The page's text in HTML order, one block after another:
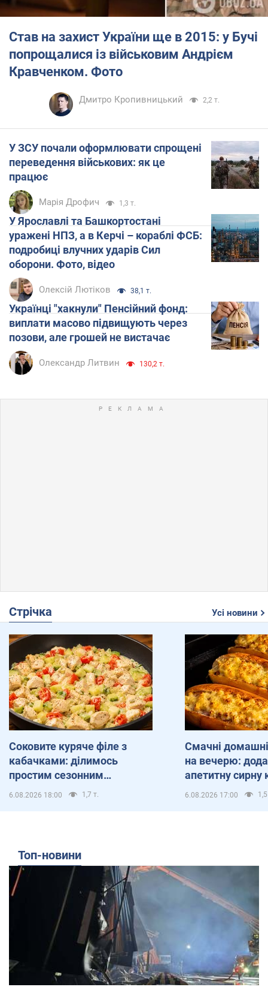
У серпні трьох знаків зодіаку очікують
17:39
Відпустка Лесі Нікітюк у Карпатах обернулася
скандалом: чому ведучу несправедливо
Одяг після прання пахнутиме цитрусами: як
зробити так без жодної хімії
названо цифру
17:05
Став на захист України ще в 2015: у Бучі
попрощалися із військовим Андрієм
Кравченком. Фото
Дмитро Кропивницький 2,2 т.
У ЗСУ почали оформлювати спрощені
переведення військових: як це
працює
Марія Дрофич 1,3 т.
У Ярославлі та Башкортостані
уражені НПЗ, а в Керчі – кораблі ФСБ:
подробиці влучних ударів Сил
оборони. Фото, відео
Олексій Лютіков 38,1 т.
Українці "хакнули" Пенсійний фонд:
виплати масово підвищують через
позови, але грошей не вистачає
Олександр Литвин 130,2 т.
Стрічка Усі новини
Соковите куряче філе з
кабачками: ділимось
простим сезонним
рецептом
6.08.2026 18:00 1,7 т.
Смачні
на вечерю:
апетитну сирну
6.08.2026 17:00
Топ-новини